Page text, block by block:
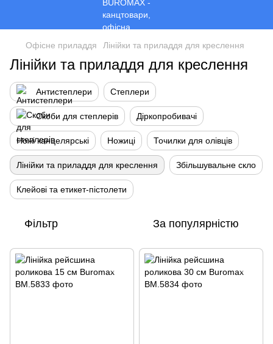
Офісне приладдя Лінійки та приладдя для креслення
Лінійки та приладдя для креслення
Антистеплери Степлери
Скоби для степлерів Діркопробивачі
Ножі канцелярські Ножиці Точилки для олівців
Лінійки та приладдя для креслення Збільшувальне скло
Клейові та етикет-пістолети
Фільтр За популярністю